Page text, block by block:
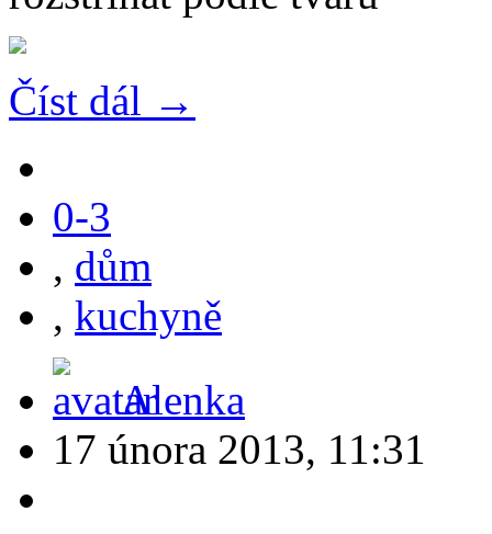
Číst dál →
0-3
, dům
, kuchyně
Alenka
17 února 2013, 11:31